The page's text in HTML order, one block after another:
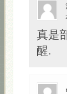
真是
醒.